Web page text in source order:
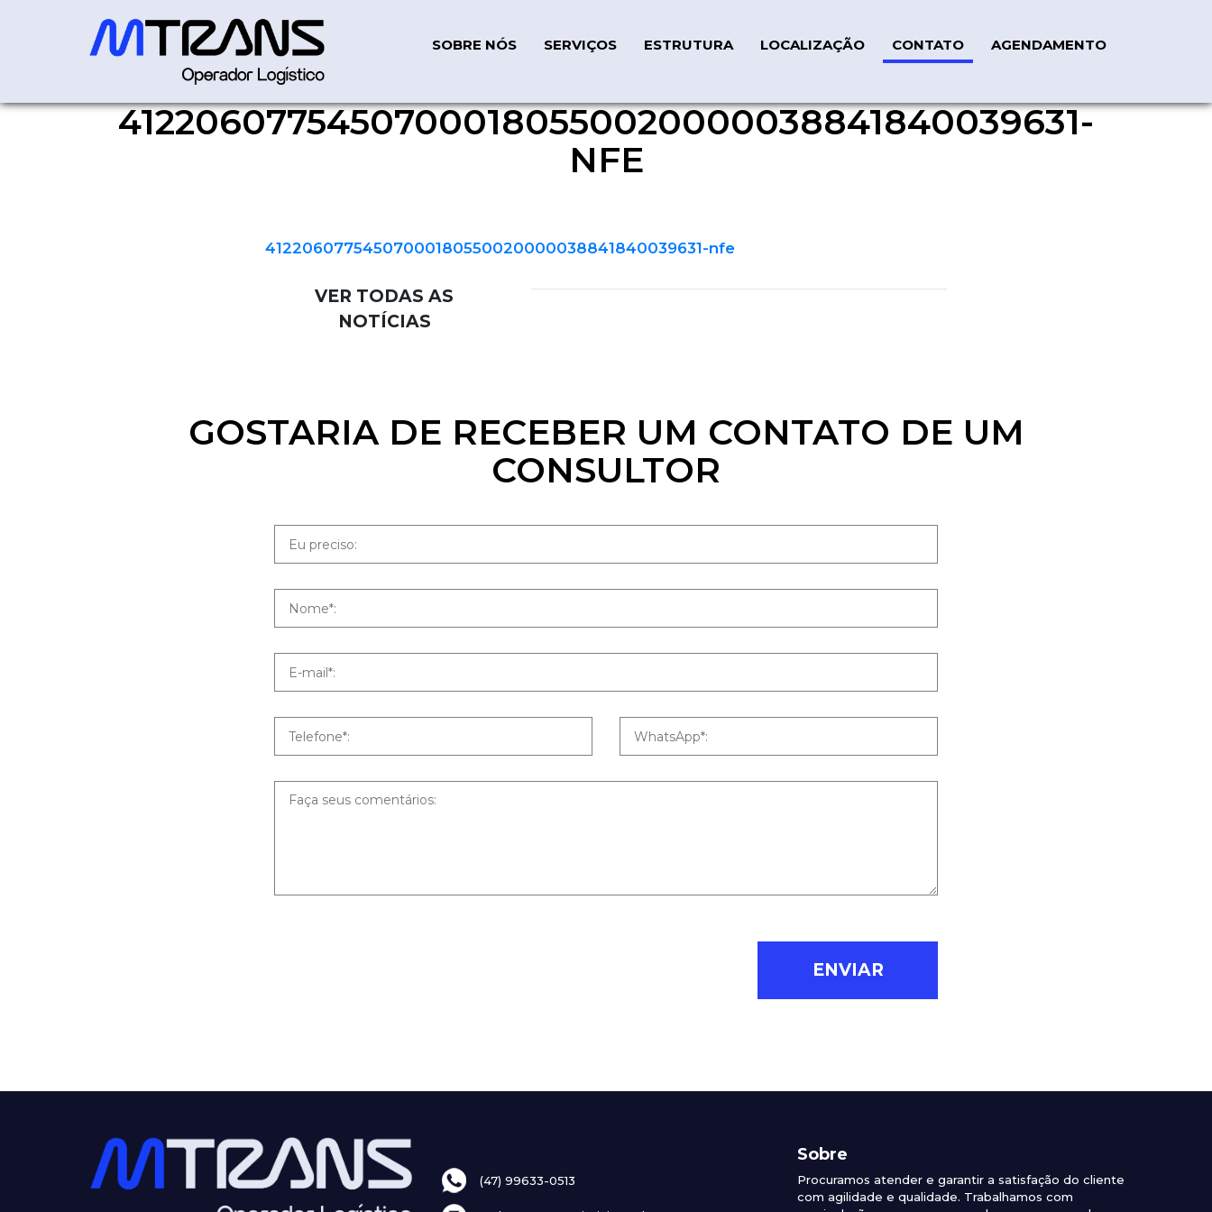
SOBRE NÓS SERVIÇOS ESTRUTURA LOCALIZAÇÃO CONTATO AGENDAMENTO
41220607754507000180550020000038841840039631-nfe
41220607754507000180550020000038841840039631-
NFE
41220607754507000180550020000038841840039631-nfe
VER TODAS AS
NOTÍCIAS
GOSTARIA DE RECEBER UM CONTATO DE UM
CONSULTOR
(47) 99633-0513
Sobre
Procuramos atender e garantir a satisfação do cliente
com agilidade e qualidade. Trabalhamos com